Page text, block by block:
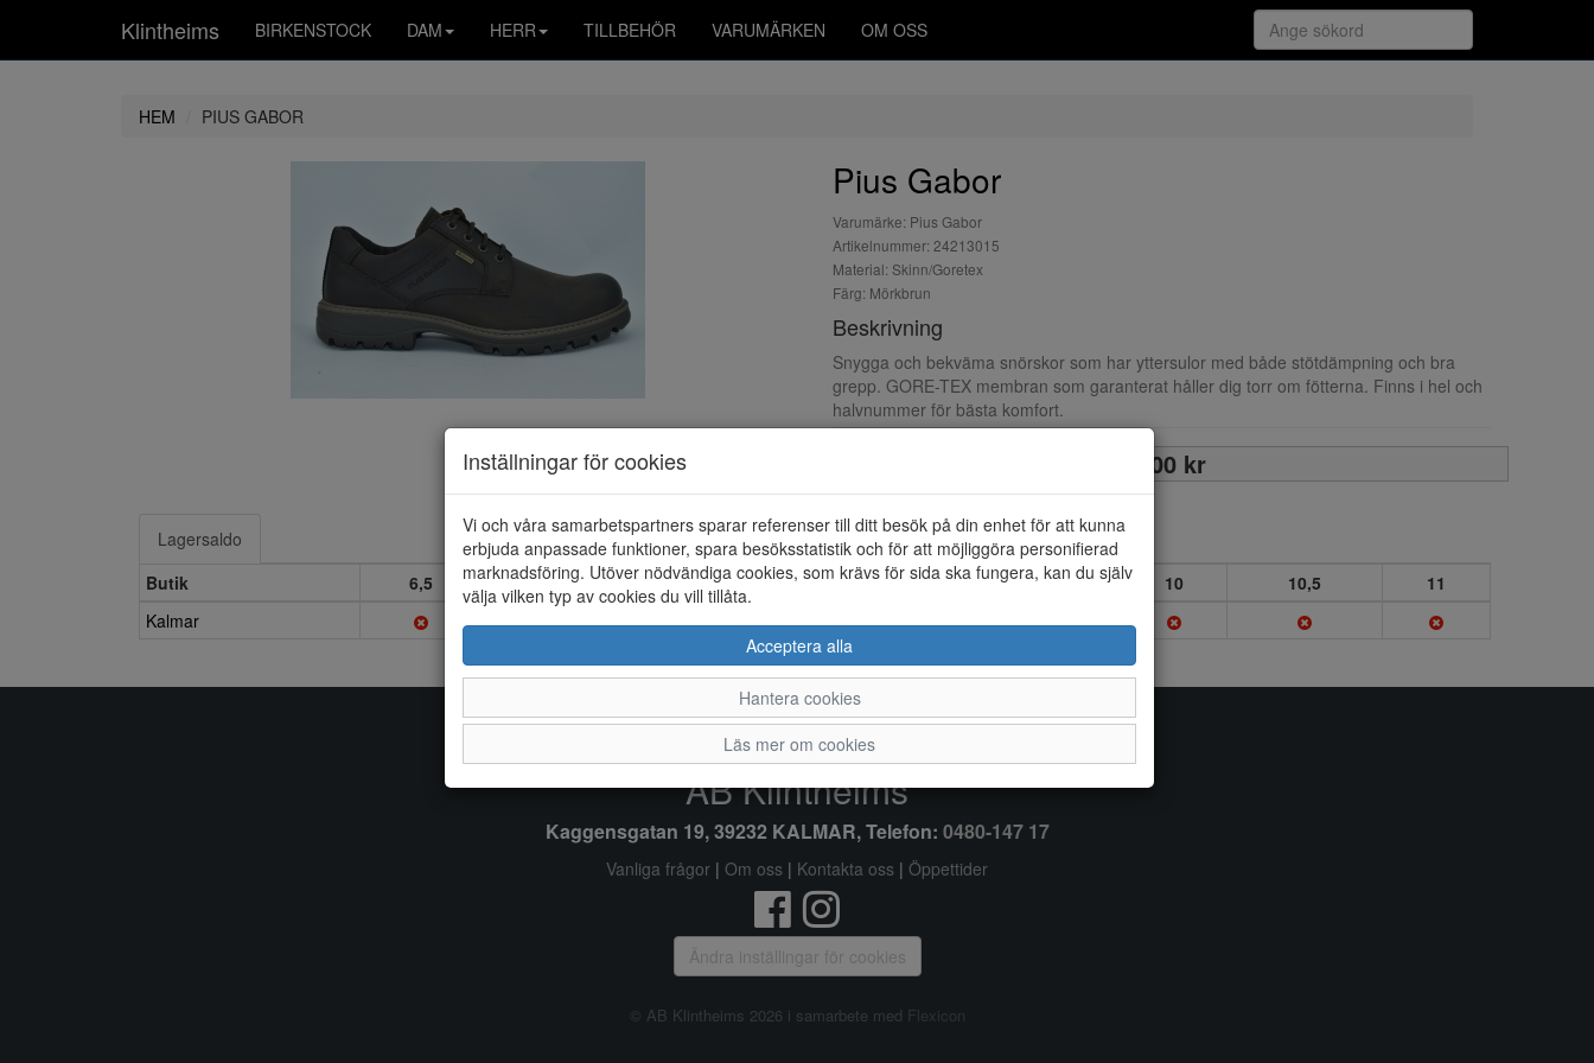
Klintheims BIRKENSTOCK DAM HERR TILLBEHÖR VARUMÄRKEN OM OSS
HEM PIUS GABOR
Pius Gabor
Varumärke: Pius Gabor
Artikelnummer: 24213015
Material: Skinn/Goretex
Färg: Mörkbrun
Beskrivning
Snygga och bekväma snörskor som har yttersulor med både stötdämpning och bra
grepp. GORE-TEX membran som garanterat håller dig torr om fötterna. Finns i hel och
halvnummer för bästa komfort.
2 000 kr
Lagersaldo
Butik
6,5 7 7,5 8 8,5 9 9,5 10 10,5
11
Kalmar
Inställningar för cookies
Vi och våra samarbetspartners sparar referenser till ditt besök på din enhet för att kunna
erbjuda anpassade funktioner, spara besöksstatistik och för att möjliggöra personifierad
marknadsföring. Utöver nödvändiga cookies, som krävs för sida ska fungera, kan du själv
välja vilken typ av cookies du vill tillåta.
Acceptera alla
Hantera cookies
Läs mer om cookies
AB Klintheims
Kaggensgatan 19, 39232 KALMAR, Telefon: 0480-147 17
Vanliga frågor | Om oss | Kontakta oss | Öppettider
Ändra inställingar för cookies
© AB Klintheims 2026 i samarbete med Flexicon